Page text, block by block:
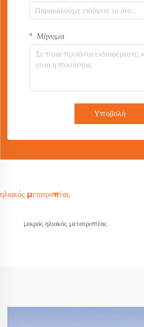
Μήνυμα
Υποβολή
ηλιακός μετατροπέας
μικρός ηλιακός μετατροπέας